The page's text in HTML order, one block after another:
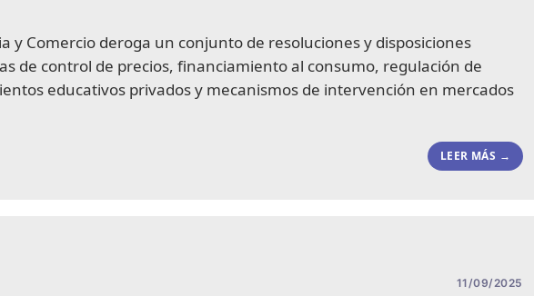
y Comercio deroga un conjunto de resoluciones y disposiciones
de control de precios, financiamiento al consumo, regulación de
educativos privados y mecanismos de intervención en mercados
LEER MÁS →
11/09/2025